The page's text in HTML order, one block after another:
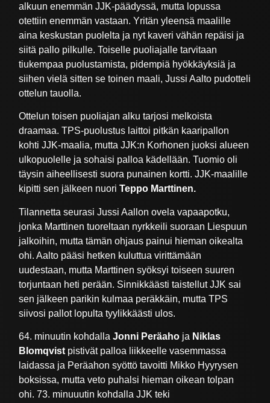
alkuun enemmän JJK-päädyssä, mutta lopussa
otettiin enemmän vastaan. Yritän yleensä maalille
aina keskustan puolelta ja nyt kaveri vähän repäisi ja
siitä pallo pilkulle. Toiselle puoliajalle tarvitaan
tiukempaa puolustamista, pidempiä hyökkäyksiä ja
siihen vielä sitten se toinen maali, Jussi Aalto pudotteli
ottelun tauolla.
Ottelun toisen puoliajan alku tarjosi melkoista
draamaa. TPS-puolustus laittoi pitkän kaaripallon
kohti JJK-maalia, mutta JJK:n Korhonen juoksi alueen
ulkopuolelle ja sohaisi palloa kädellään. Tuomio oli
täysin aiheellisesti suora punainen kortti. JJK-maalille
kipitti sen jälkeen nuoriTeppo Marttinen.
Tilannetta seurasi Jussi Aallon ovela vapaapotku,
jonka Marttinen tuoreltaan nyrkkeili suoraan Liespuun
jalkoihin, mutta tämän ohjaus painui hieman oikealta
ohi. Aalto pääsi hetken kuluttua virittämään
uudestaan, mutta Marttinen syöksyi toiseen suuren
torjuntaan heti perään. Sinnikkäästi taistellut JJK sai
sen jälkeen parikin kulmaa peräkkäin, mutta TPS
siivosi pallot lopulta tyylikkäästi ulos.
64. minuutin kohdallaJonni Peräaho ja Niklas
Blomqvist pistivät palloa liikkeelle vasemmassa
laidassa ja Peräahon syöttö tavoitti Mikko Hyyrysen
boksissa, mutta veto puhalsi hieman oikean tolpan
ohi. 73. minuuutin kohdalla JJK teki